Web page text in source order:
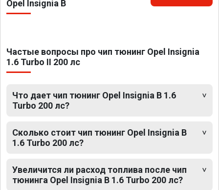
Opel Insignia B
Частые вопросы про чип тюнинг Opel Insignia
1.6 Turbo II 200 лс
Что дает чип тюнинг Opel Insignia B 1.6
Turbo 200 лс?
Сколько стоит чип тюнинг Opel Insignia B
1.6 Turbo 200 лс?
Увеличится ли расход топлива после чип
тюнинга Opel Insignia B 1.6 Turbo 200 лс?